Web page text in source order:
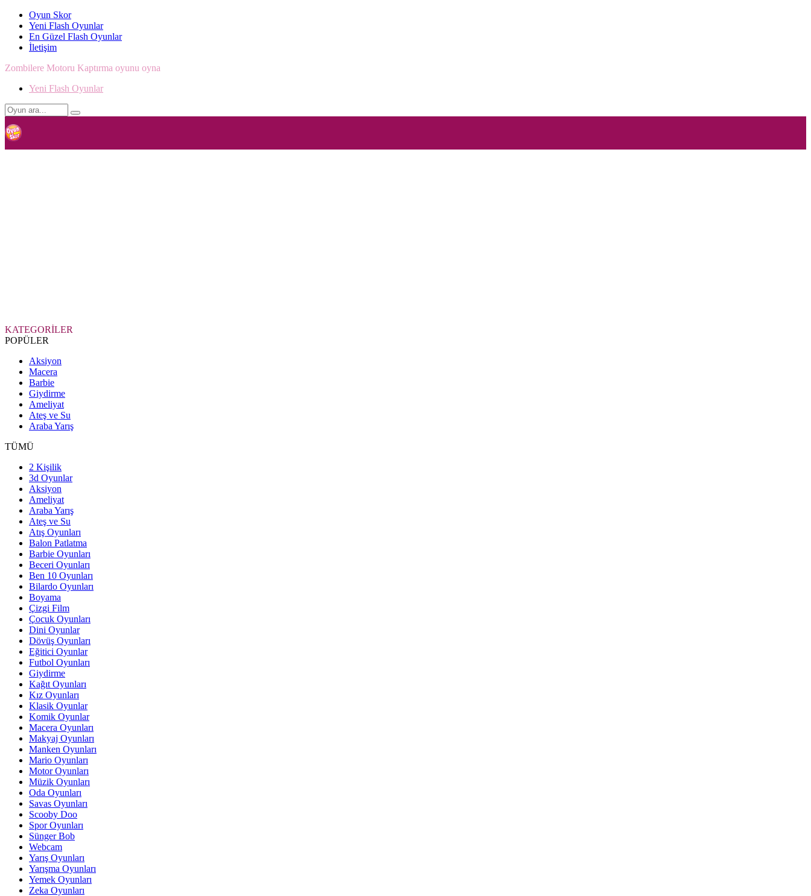
Oyun Skor
Yeni Flash Oyunlar
En Güzel Flash Oyunlar
İletişim
Zombilere Motoru Kaptırma oyunu oyna
Yeni Flash Oyunlar
KATEGORİLER
POPÜLER
Aksiyon
Macera
Barbie
Giydirme
Ameliyat
Ateş ve Su
Araba Yarış
TÜMÜ
2 Kişilik
3d Oyunlar
Aksiyon
Ameliyat
Araba Yarış
Ateş ve Su
Atış Oyunları
Balon Patlatma
Barbie Oyunları
Beceri Oyunları
Ben 10 Oyunları
Bilardo Oyunları
Boyama
Çizgi Film
Çocuk Oyunları
Dini Oyunlar
Dövüş Oyunları
Eğitici Oyunlar
Futbol Oyunları
Giydirme
Kağıt Oyunları
Kız Oyunları
Klasik Oyunlar
Komik Oyunlar
Macera Oyunları
Makyaj Oyunları
Manken Oyunları
Mario Oyunları
Motor Oyunları
Müzik Oyunları
Oda Oyunları
Savas Oyunları
Scooby Doo
Spor Oyunları
Sünger Bob
Webcam
Yarış Oyunları
Yarışma Oyunları
Yemek Oyunları
Zeka Oyunları